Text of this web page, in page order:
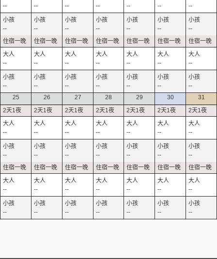
--
--
--
--
--
--
--
--
--
--
--
--
--
--
--
--
--
--
--
--
--
--
--
--
--
--
--
--
25
--
--
--
--
26
--
--
--
--
27
--
--
--
--
28
--
--
--
--
29
--
--
--
--
30
--
--
--
--
31
--
--
--
--